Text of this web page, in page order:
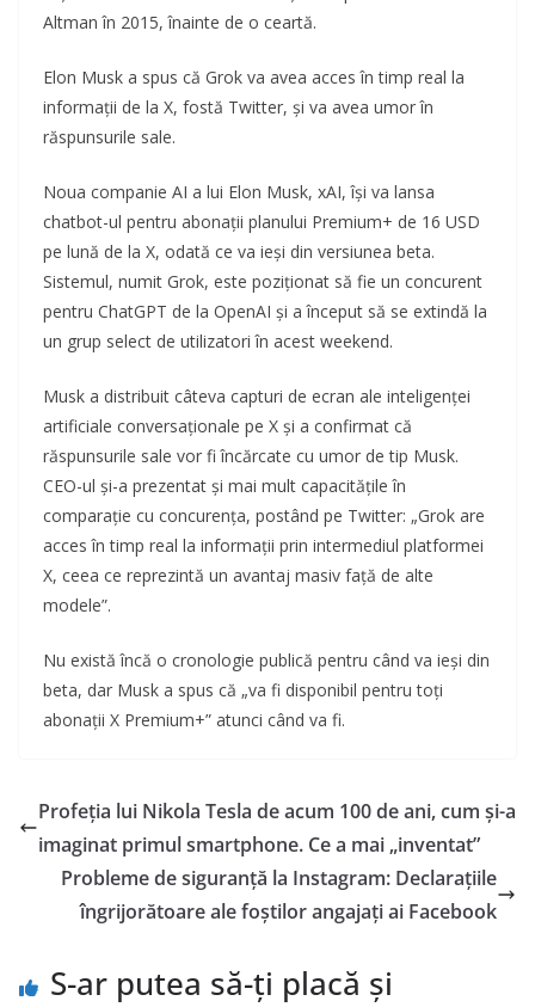
Altman în 2015, înainte de o ceartă.
Elon Musk a spus că Grok va avea acces în timp real la
informații de la X, fostă Twitter, și va avea umor în
răspunsurile sale.
Noua companie AI a lui Elon Musk, xAI, își va lansa
chatbot-ul pentru abonații planului Premium+ de 16 USD
pe lună de la X, odată ce va ieși din versiunea beta.
Sistemul, numit Grok, este poziționat să fie un concurent
pentru ChatGPT de la OpenAI și a început să se extindă la
un grup select de utilizatori în acest weekend.
Musk a distribuit câteva capturi de ecran ale inteligenței
artificiale conversaționale pe X și a confirmat că
răspunsurile sale vor fi încărcate cu umor de tip Musk.
CEO-ul și-a prezentat și mai mult capacitățile în
comparație cu concurența, postând pe Twitter: „Grok are
acces în timp real la informații prin intermediul platformei
X, ceea ce reprezintă un avantaj masiv față de alte
modele”.
Nu există încă o cronologie publică pentru când va ieși din
beta, dar Musk a spus că „va fi disponibil pentru toți
abonații X Premium+” atunci când va fi.
Profeția lui Nikola Tesla de acum 100 de ani, cum și-a
imaginat primul smartphone. Ce a mai „inventat”
Probleme de siguranță la Instagram: Declarațiile
îngrijorătoare ale foștilor angajați ai Facebook
S-ar putea să-ți placă și